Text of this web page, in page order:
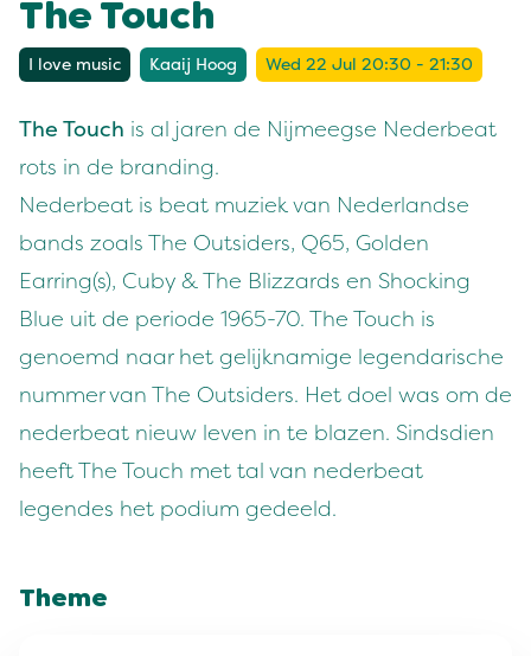
The Touch
I love music Kaaij Hoog Wed 22 Jul 20:30 - 21:30
The Touch is al jaren de Nijmeegse Nederbeat
rots in de branding.
Nederbeat is beat muziek van Nederlandse
bands zoals The Outsiders, Q65, Golden
Earring(s), Cuby & The Blizzards en Shocking
Blue uit de periode 1965-70. The Touch is
genoemd naar het gelijknamige legendarische
nummer van The Outsiders. Het doel was om de
nederbeat nieuw leven in te blazen. Sindsdien
heeft The Touch met tal van nederbeat
legendes het podium gedeeld.
Theme